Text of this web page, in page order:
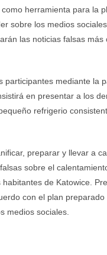
herramienta para la
sobre los medios
las noticias falsas más
participantes mediante la
en presentar a los
refrigerio
preparar y llevar a
sobre el
de Katowice.
con el plan preparado
medios sociales.